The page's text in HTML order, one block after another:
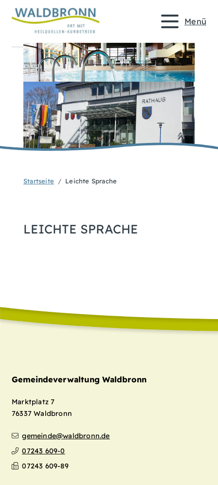
Menü
Startseite Leichte Sprache
LEICHTE SPRACHE
Gemeindeverwaltung Waldbronn
Marktplatz 7
76337 Waldbronn
gemeinde@waldbronn.de
07243 609-0
07243 609-89